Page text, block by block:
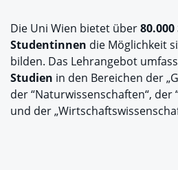
Die Uni Wien bietet über
Studentinnen die Möglichkeit
bilden. Das Lehrangebot
Studien in den Bereichen der
der “Naturwissenschaften“, der
und der